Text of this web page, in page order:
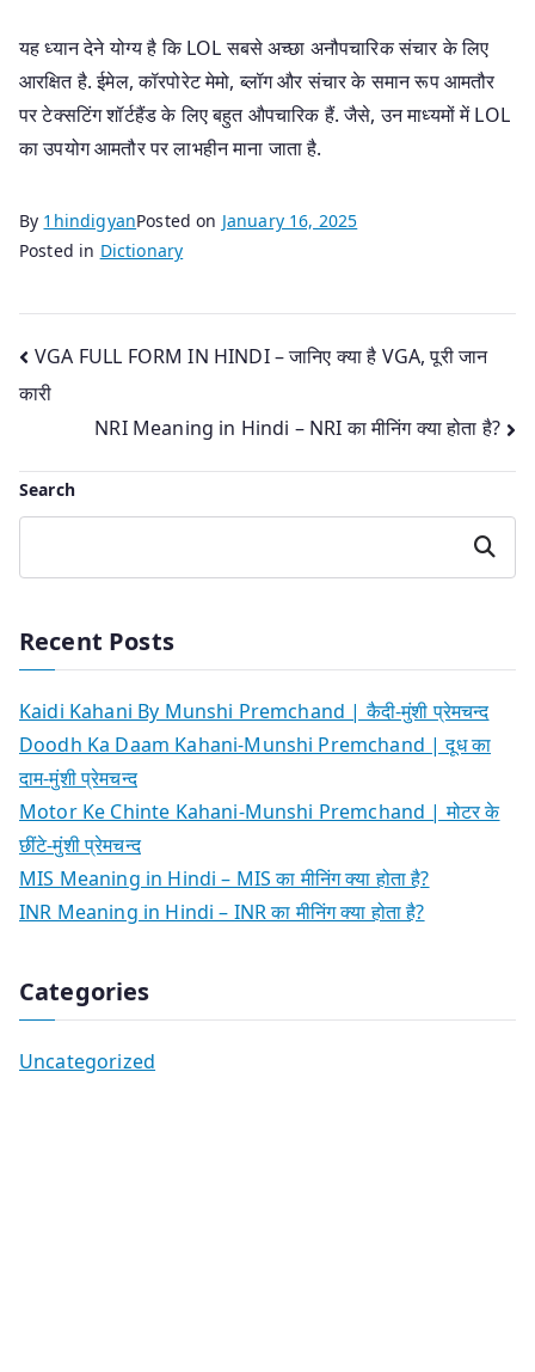
यह ध्यान देने योग्य है कि LOL सबसे अच्छा अनौपचारिक संचार के लिए
आरक्षित है. ईमेल, कॉरपोरेट मेमो, ब्लॉग और संचार के समान रूप आमतौर
पर टेक्सटिंग शॉर्टहैंड के लिए बहुत औपचारिक हैं. जैसे, उन माध्यमों में LOL
का उपयोग आमतौर पर लाभहीन माना जाता है.
By 1hindigyanPosted on January 16, 2025
Posted in Dictionary
Post
navigation
VGA FULL FORM IN HINDI – जानिए क्या है VGA, पूरी जान
कारी
NRI Meaning in Hindi – NRI का मीनिंग क्या होता है?
Search
Search
Recent Posts
Kaidi Kahani By Munshi Premchand | कैदी-मुंशी प्रेमचन्द
Doodh Ka Daam Kahani-Munshi Premchand | दूध का
दाम-मुंशी प्रेमचन्द
Motor Ke Chinte Kahani-Munshi Premchand | मोटर के
छींटे-मुंशी प्रेमचन्द
MIS Meaning in Hindi – MIS का मीनिंग क्या होता है?
INR Meaning in Hindi – INR का मीनिंग क्या होता है?
Categories
Uncategorized